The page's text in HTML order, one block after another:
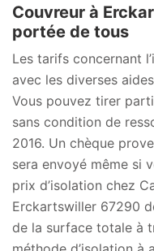
Couvreur à
portée de tous
Les tarifs concernant
avec les diverses
Vous pouvez tirer
sans condition de
2016. Un chèque
sera envoyé même si
prix d’isolation chez
Erckartswiller 67290
de la surface totale à